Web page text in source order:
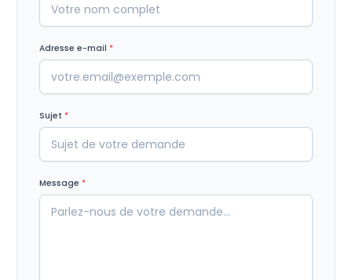
Adresse e-mail *
Sujet *
Message *